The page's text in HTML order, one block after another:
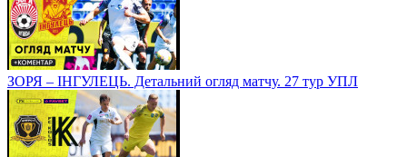
ЗОРЯ – ІНГУЛЕЦЬ. Детальний огляд матчу. 27 тур УПЛ